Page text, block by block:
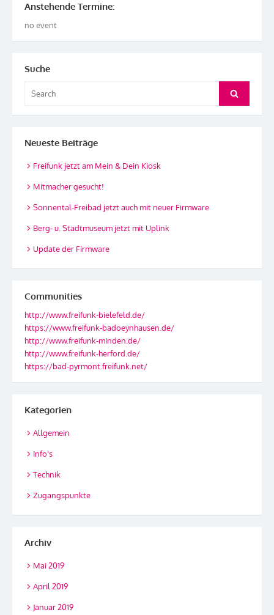
Anstehende Termine:
no event
Suche
for:
Search
Neueste Beiträge
Freifunk jetzt am Mein & Dein Kiosk
Mitmacher gesucht!
Sonnental-Freibad jetzt auch mit neuer Firmware
Berg- u. Stadtmuseum jetzt mit Uplink
Update der Firmware
Communities
http://www.freifunk-bielefeld.de/
https://www.freifunk-badoeynhausen.de/
http://www.freifunk-minden.de/
http://www.freifunk-herford.de/
https://bad-pyrmont.freifunk.net/
Kategorien
Allgemein
Info's
Technik
Zugangspunkte
Archiv
Mai 2019
April 2019
Januar 2019